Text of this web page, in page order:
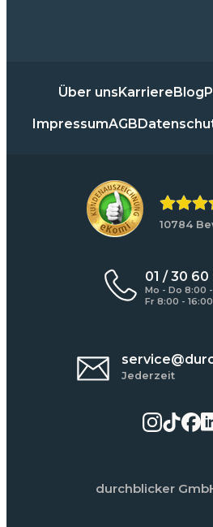
Über unsKarriereBlog
ImpressumAGB
10784
01 / 30
Mo - Do 8:00 -
Fr 8:00 -
Jederzeit
durchblicker